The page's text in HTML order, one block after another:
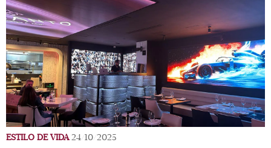
ESTILO DE VIDA 24/10/2025